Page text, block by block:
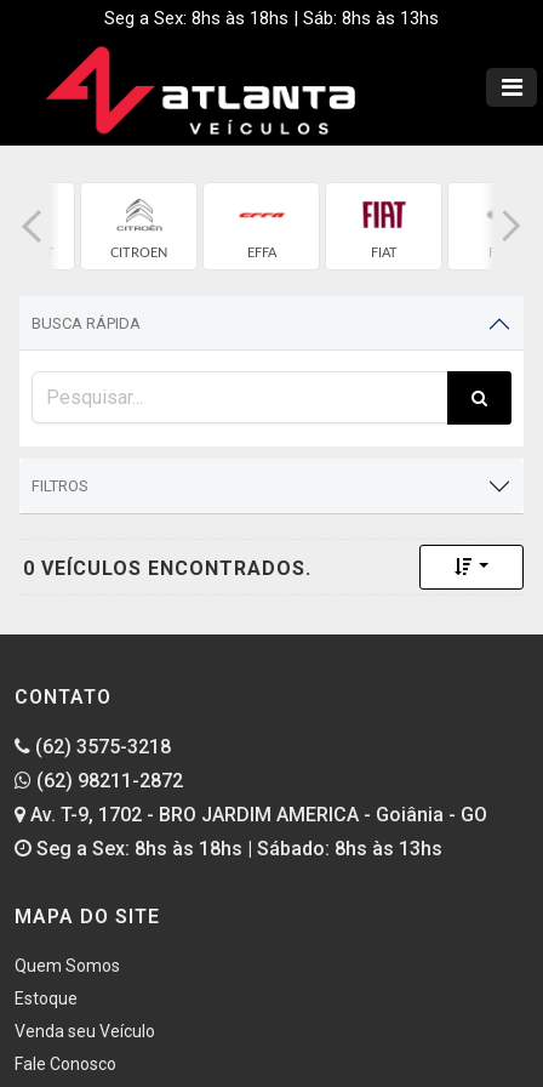
Seg a Sex: 8hs às 18hs | Sáb: 8hs às 13hs
CITROEN EFFA FIAT FORD
BUSCA RÁPIDA
FILTROS
0 VEÍCULOS ENCONTRADOS. Toggle
CONTATO
(62) 3575-3218
(62) 98211-2872
Av. T-9, 1702 - BRO JARDIM AMERICA - Goiânia - GO
Seg a Sex: 8hs às 18hs | Sábado: 8hs às 13hs
MAPA DO SITE
Quem Somos
Estoque
Venda seu Veículo
Fale Conosco